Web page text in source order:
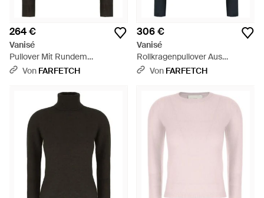
264 €
Vanisé
Pullover Mit Rundem
Ausschnitt - Schwarz
Von FARFETCH
306 €
Vanisé
Rollkragenpullover Aus
Kaschmir - Blau
Von FARFETCH